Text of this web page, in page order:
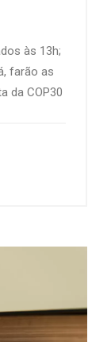
às 13h;
farão as
da COP30